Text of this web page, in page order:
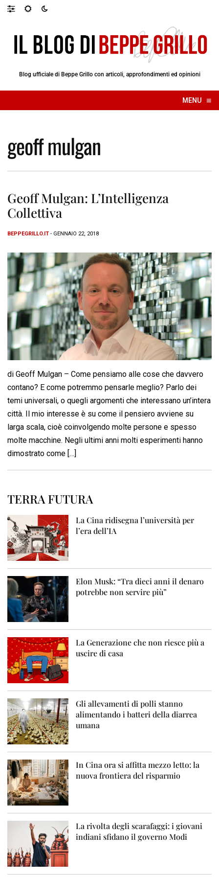
Blog ufficiale di Beppe Grillo con articoli, approfondimenti ed opinioni
MENU ≡
☰
geoff mulgan
Geoff Mulgan: L’Intelligenza
Collettiva
BEPPEGRILLO.IT - GENNAIO 22, 2018
di Geoff Mulgan – Come pensiamo alle cose che davvero
contano? E come potremmo pensarle meglio? Parlo dei
temi universali, o quegli argomenti che interessano un’intera
città. Il mio interesse è su come il pensiero avviene su
larga scala, cioè coinvolgendo molte persone e spesso
molte macchine. Negli ultimi anni molti esperimenti hanno
dimostrato come […]
TERRA FUTURA
La Cina ridisegna l’università per
l’era dell’IA
Elon Musk: “Tra dieci anni il denaro
potrebbe non servire più”
La Generazione che non riesce più a
uscire di casa
Gli allevamenti di polli stanno
alimentando i batteri della diarrea
umana
In Cina ora si affitta mezzo letto: la
nuova frontiera del risparmio
La rivolta degli scarafaggi: i giovani
indiani sfidano il governo Modi